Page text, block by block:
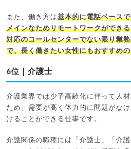
また、働き方は基本的に電話ベース
メインなためリモートワークができ
対応のコールセンターでない限り業
で、長く働きたい女性にもおすすめ
6位｜介護士
介護業界では少子高齢化に伴って人
ため、需要が高く体力的に問題がな
けることができる仕事です。
介護関係の職種には「介護士」「介